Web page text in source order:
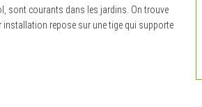
sont courants dans les jardins. On trouve
repose sur une tige qui supporte